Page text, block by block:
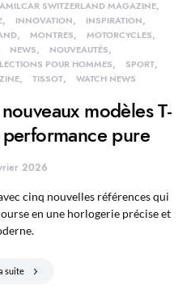
AMILCAR SWITZERLAND MAGAZINE
INNOVATION
INSPIRATION
MONTRES
MOTORCYCLES
NEWS
NOUVEAUTÉS
POUR HOMMES
SPORT
TISSOT WATCH NEWS
modèles T-
performance pure
2026
cinq nouvelles références qui
en une horlogerie précise et
suite